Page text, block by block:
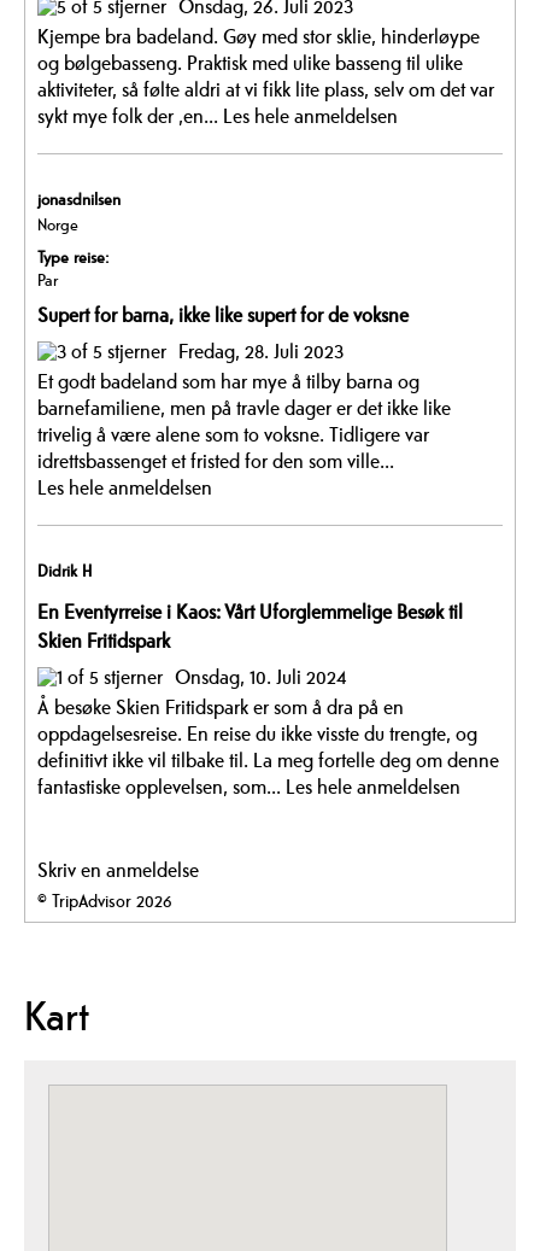
Onsdag, 26. Juli 2023
Kjempe bra badeland. Gøy med stor sklie, hinderløype
og bølgebasseng. Praktisk med ulike basseng til ulike
aktiviteter, så følte aldri at vi fikk lite plass, selv om det var
sykt mye folk der ,en... Les hele anmeldelsen
jonasdnilsen
Norge
Type reise:
Par
Supert for barna, ikke like supert for de voksne
Fredag, 28. Juli 2023
Et godt badeland som har mye å tilby barna og
barnefamiliene, men på travle dager er det ikke like
trivelig å være alene som to voksne. Tidligere var
idrettsbassenget et fristed for den som ville...
Les hele anmeldelsen
Didrik H
En Eventyrreise i Kaos: Vårt Uforglemmelige Besøk til
Skien Fritidspark
Onsdag, 10. Juli 2024
Å besøke Skien Fritidspark er som å dra på en
oppdagelsesreise. En reise du ikke visste du trengte, og
definitivt ikke vil tilbake til. La meg fortelle deg om denne
fantastiske opplevelsen, som... Les hele anmeldelsen
Skriv en anmeldelse
© TripAdvisor 2026
Kart